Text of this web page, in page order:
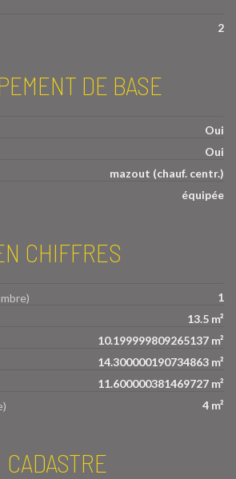
2
DE BASE
Oui
Oui
mazout (chauf. centr.)
équipée
CHIFFRES
1
13.5 m²
10.199999809265137 m²
14.300000190734863 m²
11.600000381469727 m²
4 m²
CADASTRE